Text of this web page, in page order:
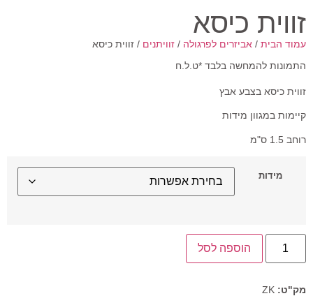
זווית כיסא
עמוד הבית/ אביזרים לפרגולה/ זוויתנים/ זווית כיסא
התמונות להמחשה בלבד *ט.ל.ח
זווית כיסא בצבע אבץ
קיימות במגוון מידות
רוחב 1.5 ס"מ
מידות
הוספה לסל
מק"ט:ZK